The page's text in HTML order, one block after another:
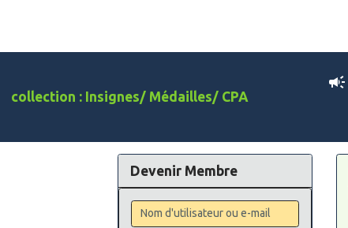
collection : Insignes/ Médailles/ CPA
Devenir Membre